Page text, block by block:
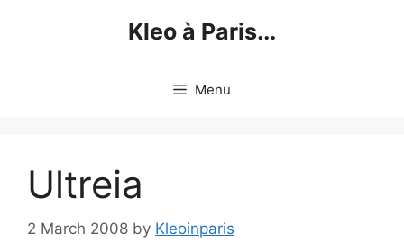
Kleo à Paris...
Menu
Ultreia
2 March 2008 by Kleoinparis